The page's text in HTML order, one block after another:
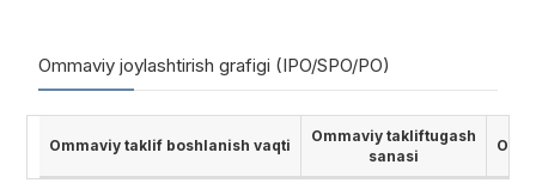
Ommaviy joylashtirish grafigi (IPO/SPO/PO)
Ommaviy taklif boshlanish vaqti
Ommaviy takliftugash
sanasi